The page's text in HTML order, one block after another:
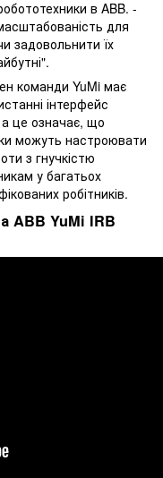
в ABB. -
для
задовольнити їх
команди YuMi має
інтерфейс
а це означає, що
можуть настроювати
з гнучкістю
у багатьох
робітників.
ABB YuMi IRB